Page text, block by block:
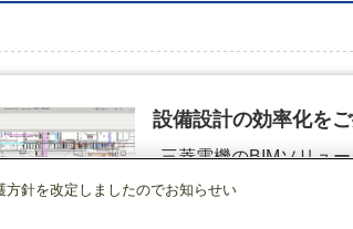
設備設計の効率化をご
三菱電機のBIMソリュ
（空調.換気.照明）
針を改定しましたのでお知らせい